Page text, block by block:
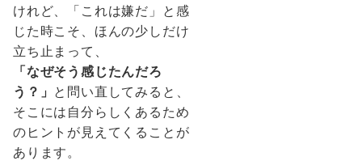
けれど、「これは嫌だ」と感
じた時こそ、ほんの少しだけ
立ち止まって、
「なぜそう感じたんだろ
う？」 と問い直してみると、
そこには自分らしくあるため
のヒントが見えてくることが
あります。